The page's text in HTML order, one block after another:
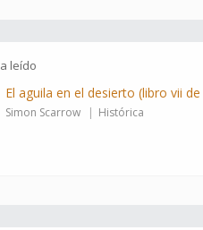
leído
El aguila en el desierto (libro vii
Simon Scarrow Histórica